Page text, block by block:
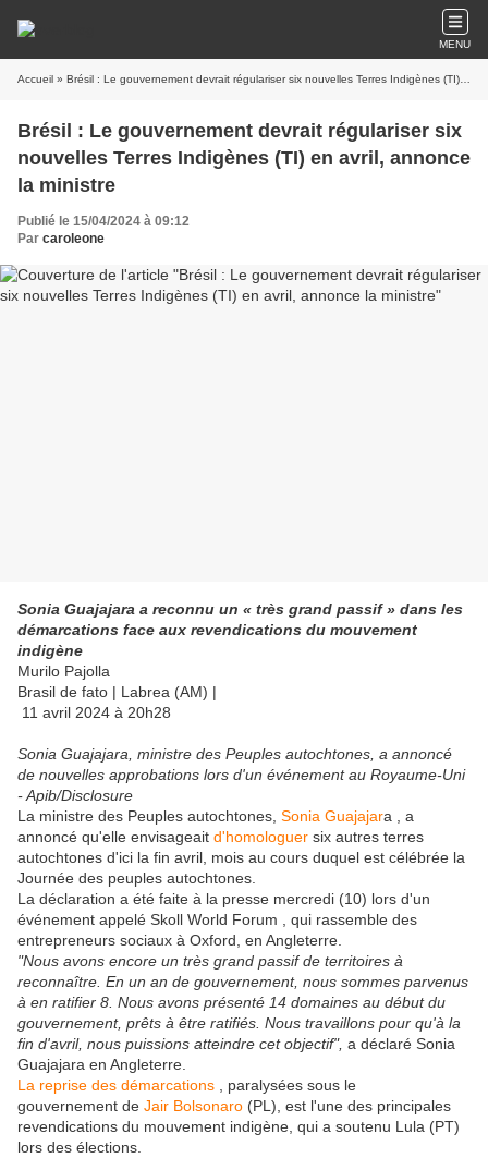
MENU
Accueil » Brésil : Le gouvernement devrait régulariser six nouvelles Terres Indigènes (TI) en avril, annonce la ministre
Brésil : Le gouvernement devrait régulariser six
nouvelles Terres Indigènes (TI) en avril, annonce
la ministre
Publié le 15/04/2024 à 09:12
Par caroleone
Sonia Guajajara a reconnu un « très grand passif » dans les
démarcations face aux revendications du mouvement
indigène
Murilo Pajolla
Brasil de fato | Labrea (AM) |
11 avril 2024 à 20h28
Sonia Guajajara, ministre des Peuples autochtones, a annoncé
de nouvelles approbations lors d'un événement au Royaume-Uni
- Apib/Disclosure
La ministre des Peuples autochtones, Sonia Guajajara , a
annoncé qu'elle envisageait d'homologuer six autres terres
autochtones d'ici la fin avril, mois au cours duquel est célébrée la
Journée des peuples autochtones.
La déclaration a été faite à la presse mercredi (10) lors d'un
événement appelé Skoll World Forum , qui rassemble des
entrepreneurs sociaux à Oxford, en Angleterre.
"Nous avons encore un très grand passif de territoires à
reconnaître. En un an de gouvernement, nous sommes parvenus
à en ratifier 8. Nous avons présenté 14 domaines au début du
gouvernement, prêts à être ratifiés. Nous travaillons pour qu'à la
fin d'avril, nous puissions atteindre cet objectif", a déclaré Sonia
Guajajara en Angleterre.
La reprise des démarcations
, paralysées sous le
gouvernement de Jair Bolsonaro (PL), est l'une des principales
revendications du mouvement indigène, qui a soutenu Lula (PT)
lors des élections.